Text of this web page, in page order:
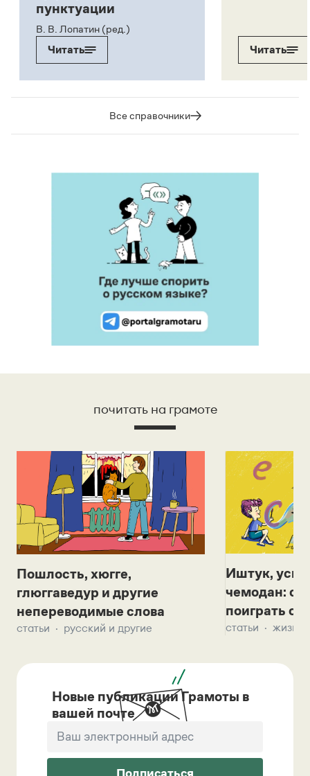
пунктуации
В. В. Лопатин (ред.)
Читать
Читать
Все справочники
почитать на грамоте
Пошлость, хюгге,
глюггаведур и другие
непереводимые слова
статьи русский и другие
Иштук,
чемодан:
поиграть с
статьи жизнь
Новые публикации Грамоты в
вашей почте
Подписаться